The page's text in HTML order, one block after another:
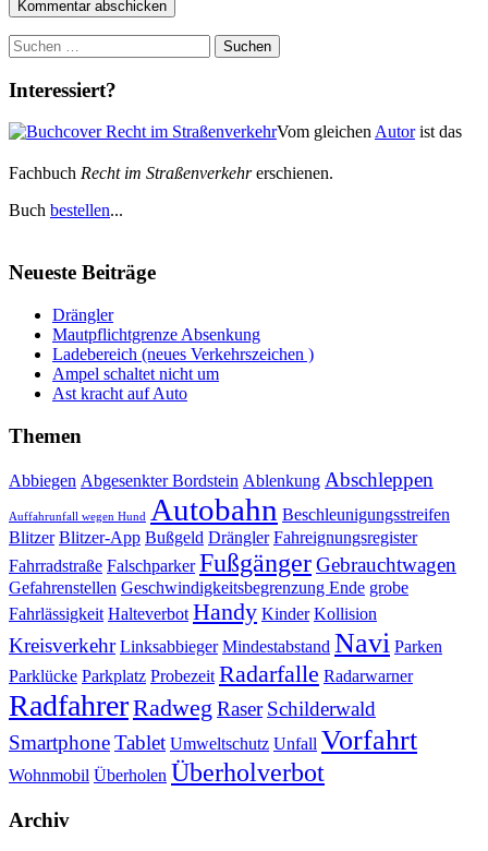
Suchen
nach:
Interessiert?
Vom gleichenAutorist das
Fachbuch Recht im Straßenverkehrerschienen.
Buch bestellen...
Neueste Beiträge
Drängler
Mautpflichtgrenze Absenkung
Ladebereich (neues Verkehrszeichen )
Ampel schaltet nicht um
Ast kracht auf Auto
Themen
Abbiegen Abgesenkter Bordstein Ablenkung Abschleppen
Auffahrunfall wegen Hund Autobahn Beschleunigungsstreifen
Blitzer Blitzer-App Bußgeld Drängler Fahreignungsregister
Fahrradstraße Falschparker FußgängerGebrauchtwagen
Gefahrenstellen Geschwindigkeitsbegrenzung Ende grobe
Fahrlässigkeit Halteverbot Handy Kinder Kollision
Kreisverkehr Linksabbieger Mindestabstand Navi Parken
Parklücke Parkplatz Probezeit Radarfalle Radarwarner
RadfahrerRadweg Raser Schilderwald
SmartphoneTablet Umweltschutz Unfall Vorfahrt
Wohnmobil Überholen Überholverbot
Archiv